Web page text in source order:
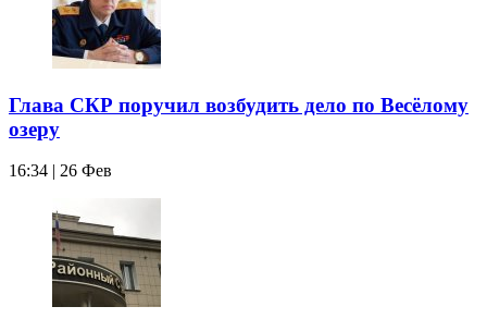
Глава СКР поручил возбудить дело по Весёлому
озеру
16:34 | 26 Фев